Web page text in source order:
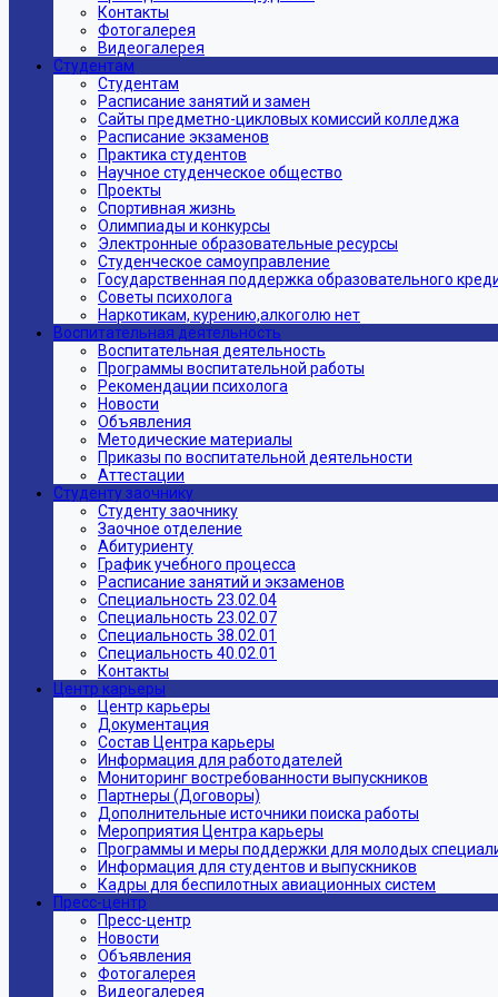
Контакты
Фотогалерея
Видеогалерея
Студентам
Студентам
Расписание занятий и замен
Сайты предметно-цикловых комиссий колледжа
Расписание экзаменов
Практика студентов
Научное студенческое общество
Проекты
Спортивная жизнь
Олимпиады и конкурсы
Электронные образовательные ресурсы
Студенческое самоуправление
Государственная поддержка образовательного
Советы психолога
Наркотикам, курению,алкоголю нет
Воспитательная деятельность
Воспитательная деятельность
Программы воспитательной работы
Рекомендации психолога
Новости
Объявления
Методические материалы
Приказы по воспитательной деятельности
Аттестации
Студенту заочнику
Студенту заочнику
Заочное отделение
Абитуриенту
График учебного процесса
Расписание занятий и экзаменов
Специальность 23.02.04
Специальность 23.02.07
Специальность 38.02.01
Специальность 40.02.01
Контакты
Центр карьеры
Центр карьеры
Документация
Состав Центра карьеры
Информация для работодателей
Мониторинг востребованности выпускников
Партнеры (Договоры)
Дополнительные источники поиска работы
Мероприятия Центра карьеры
Программы и меры поддержки для молодых
Информация для студентов и выпускников
Кадры для беспилотных авиационных систем
Пресс-центр
Пресс-центр
Новости
Объявления
Фотогалерея
Видеогалерея